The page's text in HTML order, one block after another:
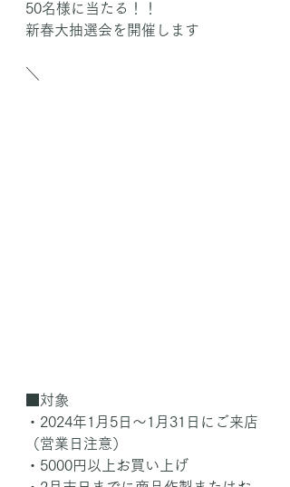
50名様に当たる！！
新春大抽選会を開催します
＼
■対象
・2024年1月5日～1月31日にご来店
（営業日注意）
・5000円以上お買い上げ